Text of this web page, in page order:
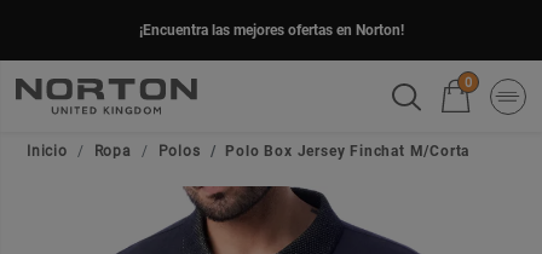
¡Encuentra las mejores ofertas en Norton!
0
Inicio Ropa Polos Polo Box Jersey Finchat M/Corta